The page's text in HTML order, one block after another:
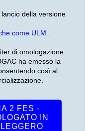
della versione
come ULM
di omologazione
ha emesso la
così al
2 FES -
IN